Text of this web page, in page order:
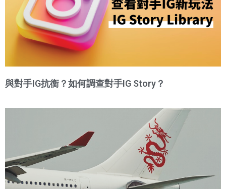
與對手IG抗衡？如何調查對手IG Story？